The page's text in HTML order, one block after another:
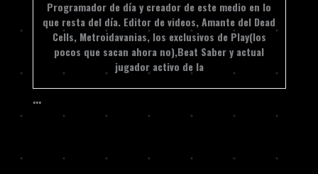
Programador de día y creador de este medio en lo
que resta del día. Editor de videos, Amante del Dead
Cells, Metroidavanias, los exclusivos de Play(los
pocos que sacan ahora no),Beat Saber y actual
jugador activo de la
…